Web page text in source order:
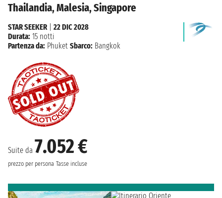
Thailandia, Malesia, Singapore
Suite da 7.052 €
prezzo per persona Tasse incluse
STAR SEEKER
22 DIC 2028
Durata: 15 notti
Partenza da: Phuket Sbarco: Bangkok